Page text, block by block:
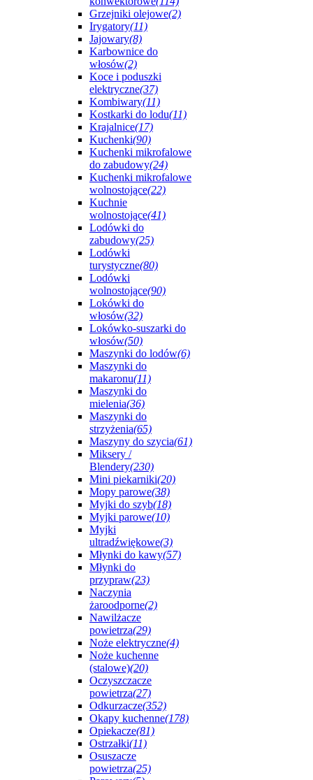
Grzejniki olejowe(2)
Irygatory(11)
Jajowary(8)
Karbownice do
włosów(2)
Koce i poduszki
elektryczne(37)
Kombiwary(11)
Kostkarki do lodu(11)
Krajalnice(17)
Kuchenki(90)
Kuchenki mikrofalowe
do zabudowy(24)
Kuchenki mikrofalowe
wolnostojące(22)
Kuchnie
wolnostojące(41)
Lodówki do
zabudowy(25)
Lodówki
turystyczne(80)
Lodówki
wolnostojące(90)
Lokówki do
włosów(32)
Lokówko-suszarki do
włosów(50)
Maszynki do lodów(6)
Maszynki do
makaronu(11)
Maszynki do
mielenia(36)
Maszynki do
strzyżenia(65)
Maszyny do szycia(61)
Miksery /
Blendery(230)
Mini piekarniki(20)
Mopy parowe(38)
Myjki do szyb(18)
Myjki parowe(10)
Myjki
ultradźwiękowe(3)
Młynki do kawy(57)
Młynki do
przypraw(23)
Naczynia
żaroodporne(2)
Nawilżacze
powietrza(29)
Noże elektryczne(4)
Noże kuchenne
(stalowe)(20)
Oczyszczacze
powietrza(27)
Odkurzacze(352)
Okapy kuchenne(178)
Opiekacze(81)
Ostrzałki(11)
Osuszacze
powietrza(25)